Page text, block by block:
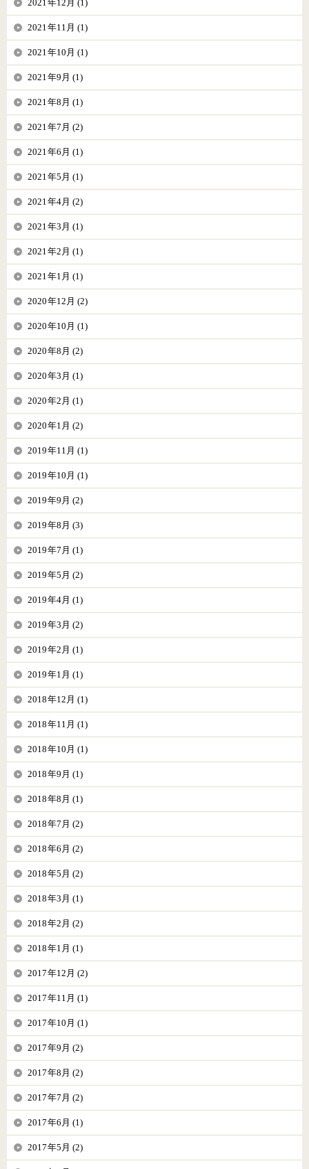
2021年12月 (1)
2021年11月 (1)
2021年10月 (1)
2021年9月 (1)
2021年8月 (1)
2021年7月 (2)
2021年6月 (1)
2021年5月 (1)
2021年4月 (2)
2021年3月 (1)
2021年2月 (1)
2021年1月 (1)
2020年12月 (2)
2020年10月 (1)
2020年8月 (2)
2020年3月 (1)
2020年2月 (1)
2020年1月 (2)
2019年11月 (1)
2019年10月 (1)
2019年9月 (2)
2019年8月 (3)
2019年7月 (1)
2019年5月 (2)
2019年4月 (1)
2019年3月 (2)
2019年2月 (1)
2019年1月 (1)
2018年12月 (1)
2018年11月 (1)
2018年10月 (1)
2018年9月 (1)
2018年8月 (1)
2018年7月 (2)
2018年6月 (2)
2018年5月 (2)
2018年3月 (1)
2018年2月 (2)
2018年1月 (1)
2017年12月 (2)
2017年11月 (1)
2017年10月 (1)
2017年9月 (2)
2017年8月 (2)
2017年7月 (2)
2017年6月 (1)
2017年5月 (2)